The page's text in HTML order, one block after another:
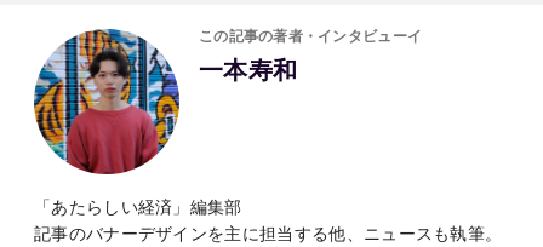
この記事の著者・インタビューイ
一本寿和
「あたらしい経済」編集部
記事のバナーデザインを主に担当する他、ニュースも執筆。